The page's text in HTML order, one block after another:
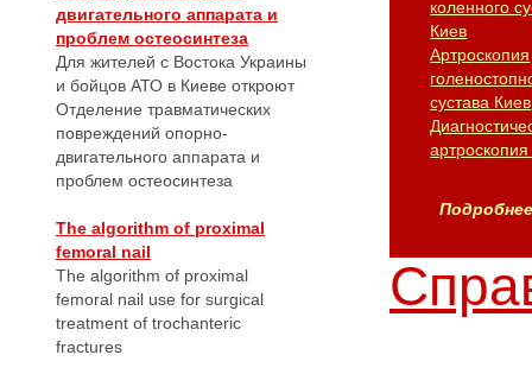
двигательного аппарата и
проблем остеосинтеза
Для жителей с Востока Украины
и бойцов АТО в Киеве откроют
Отделение травматических
повреждений опорно-
двигательного аппарата и
проблем остеосинтеза
The algorithm of proximal
femoral nail
The algorithm of proximal
femoral nail use for surgical
treatment of trochanteric
fractures
коленного
Киев
Артроскопия
сустава Киев